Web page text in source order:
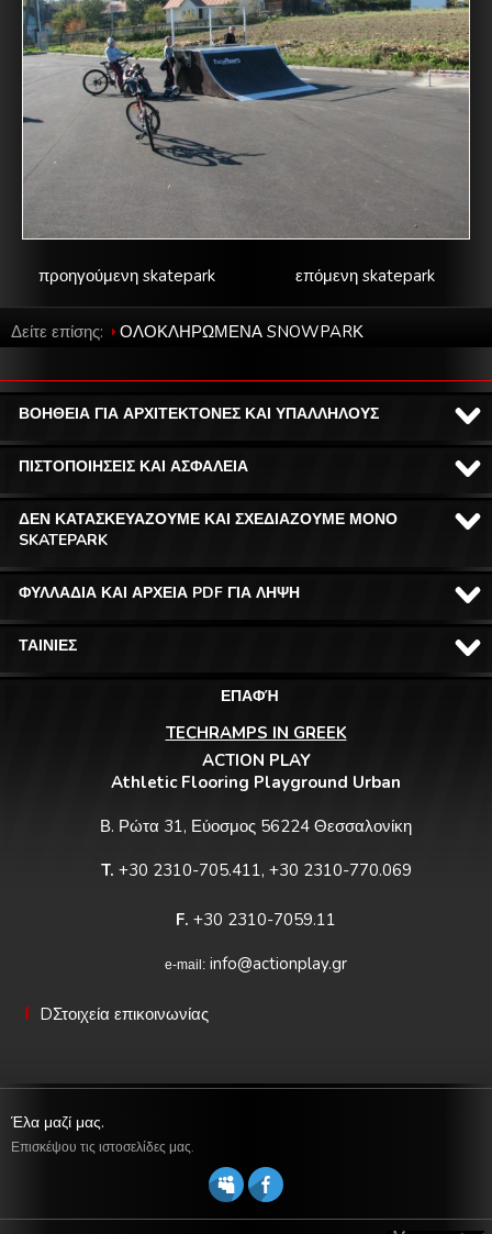
επόμενη skatepark
προηγούμενη skatepark
Δείτε επίσης: ΟΛΟΚΛΗΡΩΜΕΝΑ SNOWPARΚ
ΒΟΗΘΕΙΑ ΓΙΑ ΑΡΧΙΤΕΚΤΟΝΕΣ ΚΑΙ ΥΠΑΛΛΗΛΟΥΣ
ΠΙΣΤΟΠΟΙΗΣΕΙΣ ΚΑΙ ΑΣΦΑΛΕΙΑ
ΔΕΝ ΚΑΤΑΣΚΕΥΑΖΟΥΜΕ ΚΑΙ ΣΧΕΔΙΑΖΟΥΜΕ ΜΟΝΟ
SKATEPARK
ΦΥΛΛΑΔΙΑ ΚΑΙ ΑΡΧΕΙΑ PDF ΓΙΑ ΛΗΨΗ
ΤΑΙΝΙΕΣ
ΕΠΑΦΉ
TECHRAMPS IN GREEK
ACTION PLAY
Athletic Flooring Playground Urban
Β. Ρώτα 31, Εύοσμος 56224 Θεσσαλονίκη
T. +30 2310-705.411, +30 2310-770.069
F. +30 2310-7059.11
e-mail: info@actionplay.gr
DΣτοιχεία επικοινωνίας
Έλα μαζί μας.
Επισκέψου τις ιστοσελίδες μας.